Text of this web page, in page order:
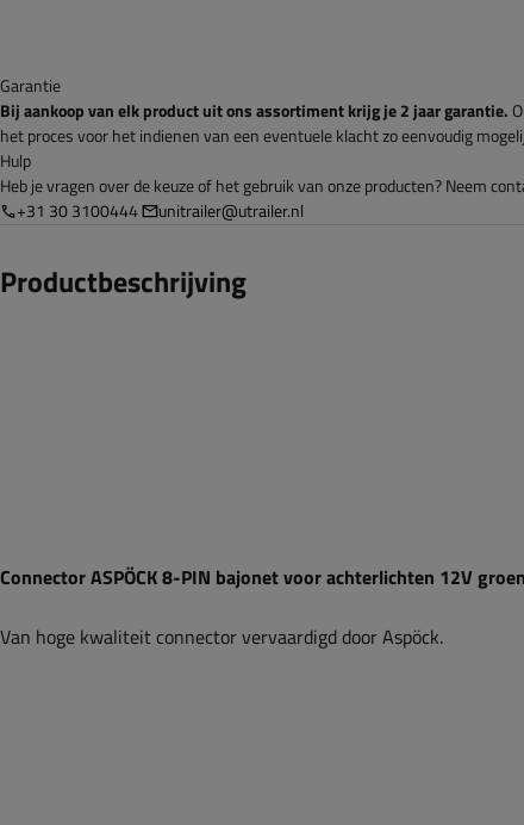
Garantie
Bij aankoop van elk product uit ons assortiment krijg je 2 jaar garantie.
het proces voor het indienen van een eventuele klacht zo eenvoudig
Hulp
Heb je vragen over de keuze of het gebruik van onze producten? Neem
+31 30 3100444
unitrailer@utrailer.nl
Productbeschrijving
Connector ASPÖCK 8-PIN bajonet voor achterlichten 12V groen
Van hoge kwaliteit connector vervaardigd door Aspöck.